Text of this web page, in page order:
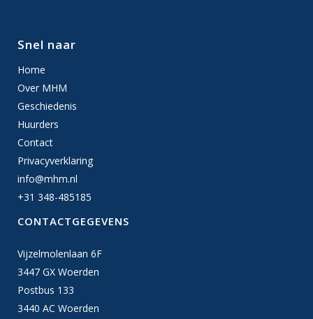
Snel naar
Home
Over MHM
Geschiedenis
Huurders
Contact
Privacyverklaring
info@mhm.nl
+31 348-485185
CONTACTGEGEVENS
Vijzelmolenlaan 6F
3447 GX Woerden
Postbus 133
3440 AC Woerden